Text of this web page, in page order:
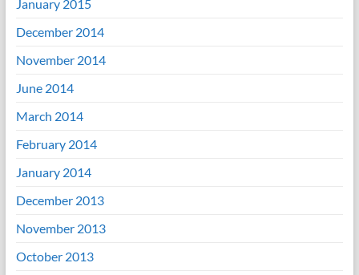
January 2015
December 2014
November 2014
June 2014
March 2014
February 2014
January 2014
December 2013
November 2013
October 2013